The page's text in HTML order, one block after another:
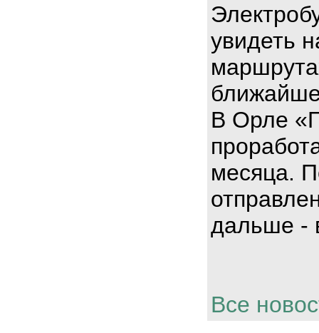
увидеть
В Орле
месяца.
дальше -
Все